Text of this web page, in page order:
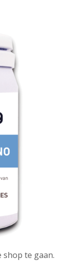
shop te gaan.